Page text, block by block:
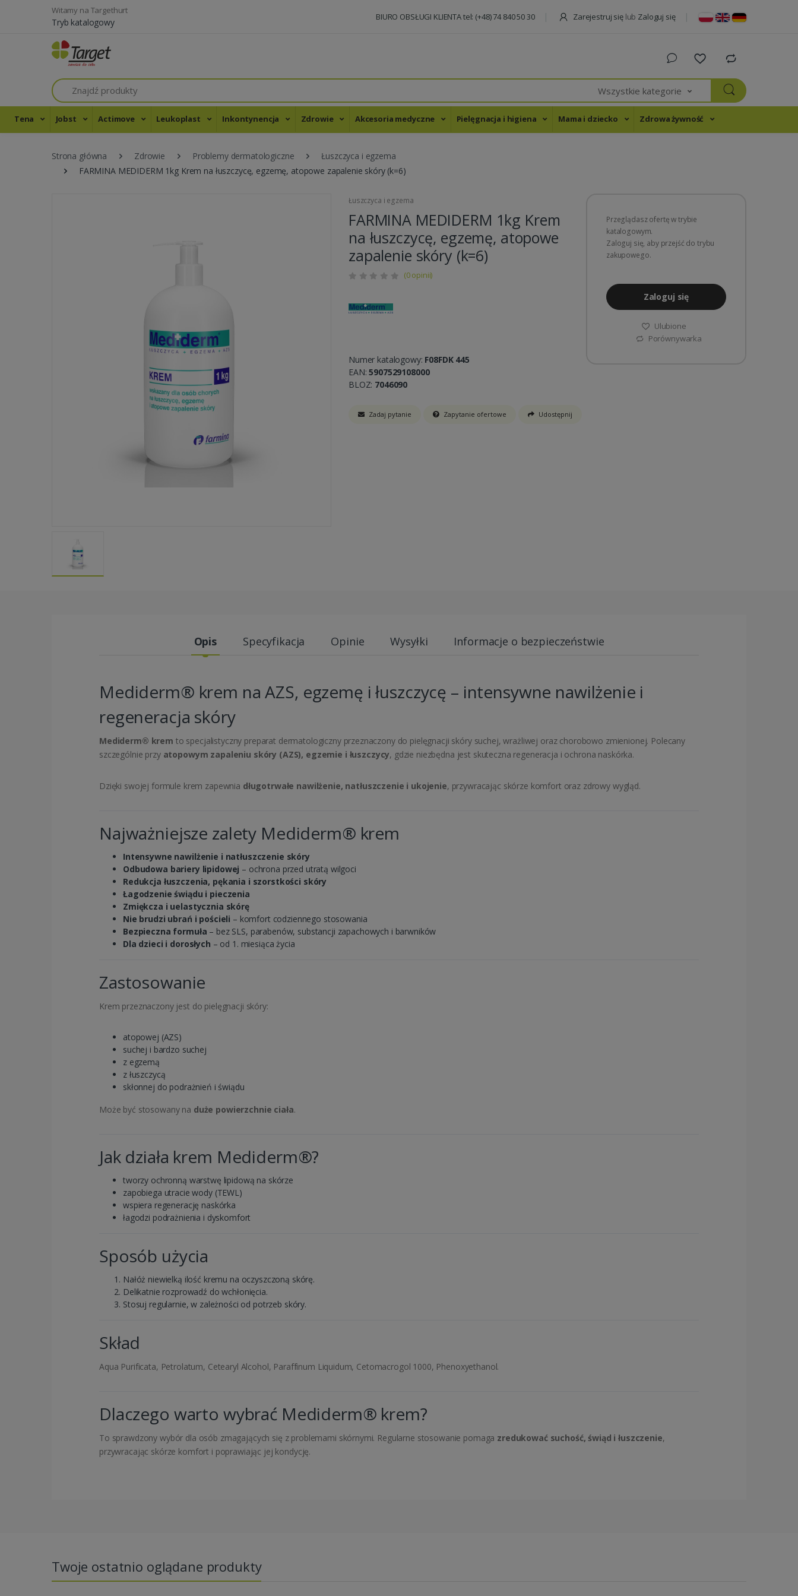
Witamy na Targethurt
Tryb katalogowy BIURO OBSŁUGI KLIENTA tel: (+48) 74 840 50 30 Zarejestruj się lub Zaloguj się
Szukaj
Wszystkie kategorie
Tena Jobst Actimove Leukoplast Inkontynencja Zdrowie Akcesoria medyczne Pielęgnacja i higiena Mama i dziecko Zdrowa żywność
Strona główna Zdrowie Problemy dermatologiczne
Łuszczyca i egzema
FARMINA MEDIDERM 1kg Krem na łuszczycę, egzemę, atopowe zapalenie skóry (k=6)
Łuszczyca i egzema
FARMINA MEDIDERM 1kg Krem
na łuszczycę, egzemę, atopowe
zapalenie skóry (k=6)
(0 opinii)
Numer katalogowy: F08FDK 445
EAN:5907529108000
BLOZ: 7046090
Zadaj pytanie Zapytanie ofertowe Udostępnij
Przeglądasz ofertę w trybie
katalogowym.
Zaloguj się, aby przejść do trybu
zakupowego.
Zaloguj się
Ulubione
Porównywarka
Opis Specyfikacja Opinie Wysyłki Informacje o bezpieczeństwie
Mediderm® krem na AZS, egzemę i łuszczycę – intensywne nawilżenie i
regeneracja skóry
Mediderm® krem to specjalistyczny preparat dermatologiczny przeznaczony do pielęgnacji skóry suchej, wrażliwej oraz chorobowo zmienionej. Polecany
szczególnie przy atopowym zapaleniu skóry (AZS), egzemie i łuszczycy, gdzie niezbędna jest skuteczna regeneracja i ochrona naskórka.
Dzięki swojej formule krem zapewnia długotrwałe nawilżenie, natłuszczenie i ukojenie, przywracając skórze komfort oraz zdrowy wygląd.
Najważniejsze zalety Mediderm® krem
Intensywne nawilżenie i natłuszczenie skóry
Odbudowa bariery lipidowej – ochrona przed utratą wilgoci
Redukcja łuszczenia, pękania i szorstkości skóry
Łagodzenie świądu i pieczenia
Zmiękcza i uelastycznia skórę
Nie brudzi ubrań i pościeli – komfort codziennego stosowania
Bezpieczna formuła – bez SLS, parabenów, substancji zapachowych i barwników
Dla dzieci i dorosłych – od 1. miesiąca życia
Zastosowanie
Krem przeznaczony jest do pielęgnacji skóry:
atopowej (AZS)
suchej i bardzo suchej
z egzemą
z łuszczycą
skłonnej do podrażnień i świądu
Może być stosowany na duże powierzchnie ciała.
Jak działa krem Mediderm®?
tworzy ochronną warstwę lipidową na skórze
zapobiega utracie wody (TEWL)
wspiera regenerację naskórka
łagodzi podrażnienia i dyskomfort
Sposób użycia
Nałóż niewielką ilość kremu na oczyszczoną skórę.
Delikatnie rozprowadź do wchłonięcia.
Stosuj regularnie, w zależności od potrzeb skóry.
Skład
Aqua Purificata, Petrolatum, Cetearyl Alcohol, Paraffinum Liquidum, Cetomacrogol 1000, Phenoxyethanol.
Dlaczego warto wybrać Mediderm® krem?
To sprawdzony wybór dla osób zmagających się z problemami skórnymi. Regularne stosowanie pomaga zredukować suchość, świąd i łuszczenie,
przywracając skórze komfort i poprawiając jej kondycję.
Twoje ostatnio oglądane produkty